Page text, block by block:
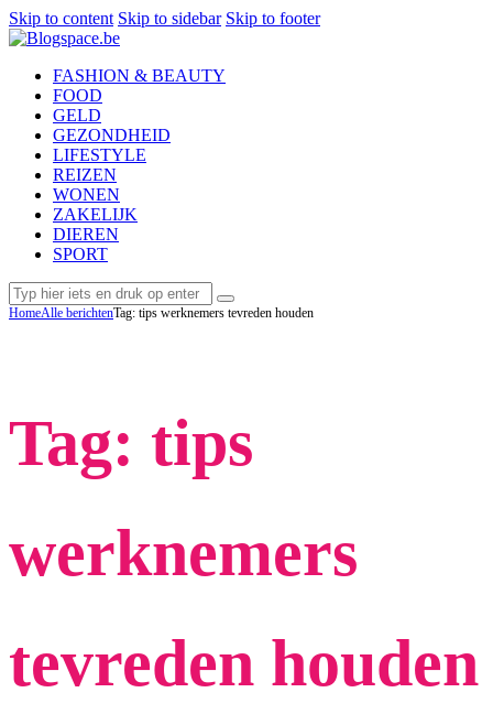
Skip to content Skip to sidebar Skip to footer
FASHION & BEAUTY
FOOD
GELD
GEZONDHEID
LIFESTYLE
REIZEN
WONEN
ZAKELIJK
DIEREN
SPORT
Tag: tips
werknemers
tevreden houden
HomeAlle berichtenTag: tips werknemers tevreden houden